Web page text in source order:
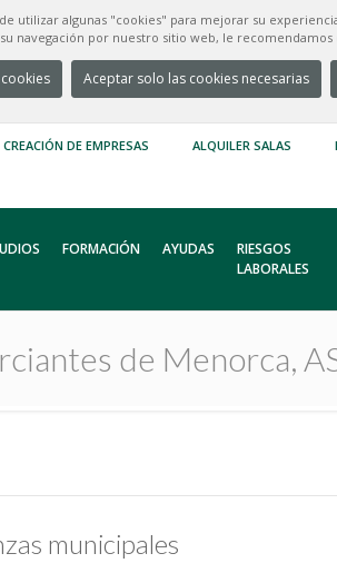
utilizar algunas "cookies" para mejorar su
navegación por nuestro sitio web, le recomendamos
Aceptar solo las cookies necesarias
CREACIÓN DE EMPRESAS ALQUILER SALAS
FORMACIÓN AYUDAS
RIESGOS
LABORALES
de Menorca,
municipales